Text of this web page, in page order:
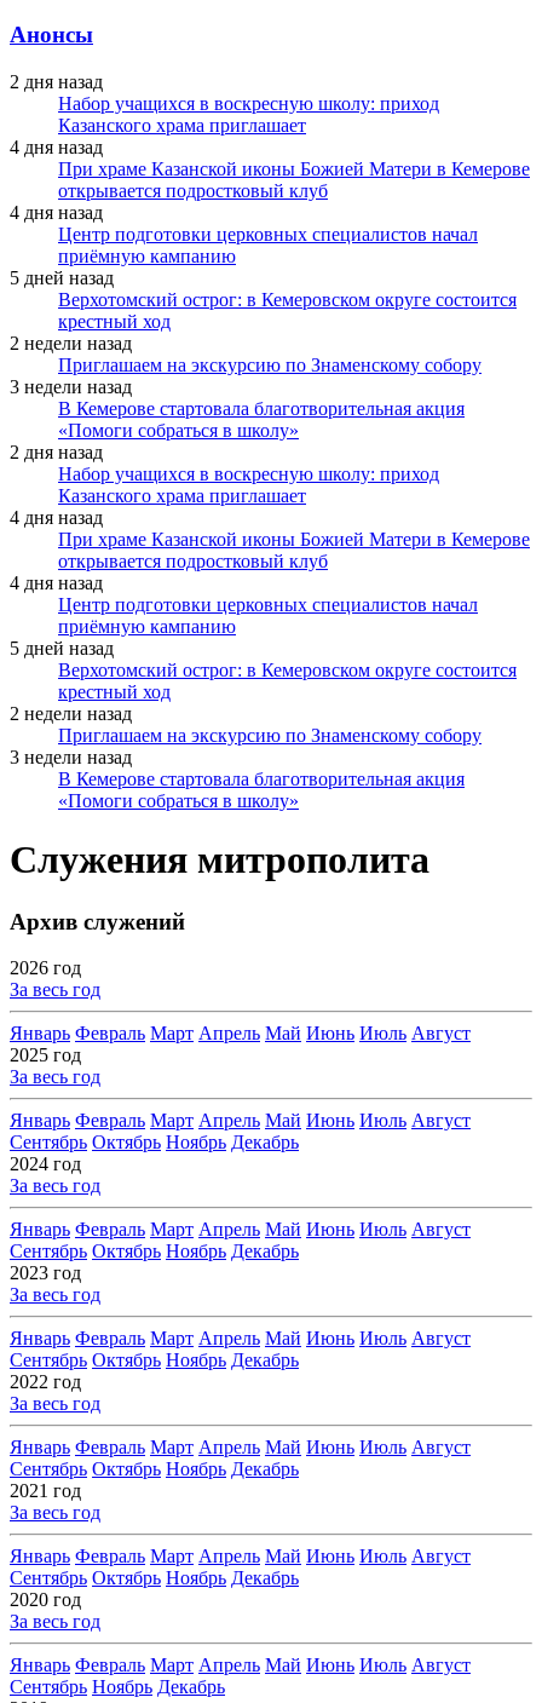
Анонсы
2 дня назад
Набор учащихся в воскресную школу: приход
Казанского храма приглашает
4 дня назад
При храме Казанской иконы Божией Матери в Кемерове
открывается подростковый клуб
4 дня назад
Центр подготовки церковных специалистов начал
приёмную кампанию
5 дней назад
Верхотомский острог: в Кемеровском округе состоится
крестный ход
2 недели назад
Приглашаем на экскурсию по Знаменскому собору
3 недели назад
В Кемерове стартовала благотворительная акция
«Помоги собраться в школу»
2 дня назад
Набор учащихся в воскресную школу: приход
Казанского храма приглашает
4 дня назад
При храме Казанской иконы Божией Матери в Кемерове
открывается подростковый клуб
4 дня назад
Центр подготовки церковных специалистов начал
приёмную кампанию
5 дней назад
Верхотомский острог: в Кемеровском округе состоится
крестный ход
2 недели назад
Приглашаем на экскурсию по Знаменскому собору
3 недели назад
В Кемерове стартовала благотворительная акция
«Помоги собраться в школу»
Служения митрополита
Архив служений
2026 год
За весь год
Январь Февраль Март Апрель Май Июнь Июль Август
2025 год
За весь год
Январь Февраль Март Апрель Май Июнь Июль Август
Сентябрь Октябрь Ноябрь Декабрь
2024 год
За весь год
Январь Февраль Март Апрель Май Июнь Июль Август
Сентябрь Октябрь Ноябрь Декабрь
2023 год
За весь год
Январь Февраль Март Апрель Май Июнь Июль Август
Сентябрь Октябрь Ноябрь Декабрь
2022 год
За весь год
Январь Февраль Март Апрель Май Июнь Июль Август
Сентябрь Октябрь Ноябрь Декабрь
2021 год
За весь год
Январь Февраль Март Апрель Май Июнь Июль Август
Сентябрь Октябрь Ноябрь Декабрь
2020 год
За весь год
Январь Февраль Март Апрель Май Июнь Июль Август
Сентябрь Ноябрь Декабрь